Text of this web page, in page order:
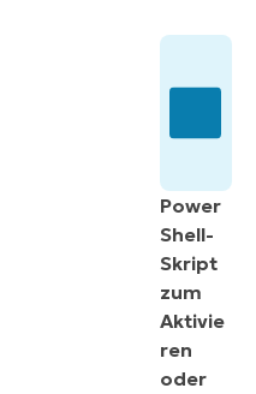
Power
Shell-
Skript
zum
Aktivie
ren
oder